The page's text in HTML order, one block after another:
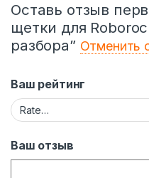
Оставь отзыв
щетки для
разбора” Отменить
Ваш рейтинг
Ваш отзыв